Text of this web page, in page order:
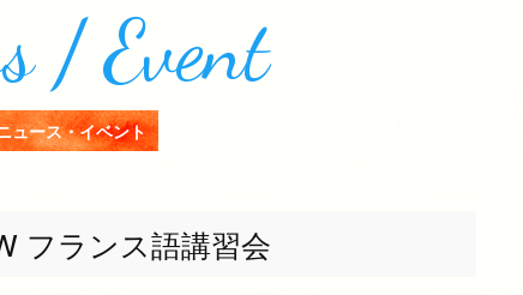
/ Event
ュース・イベント
フランス語講習会